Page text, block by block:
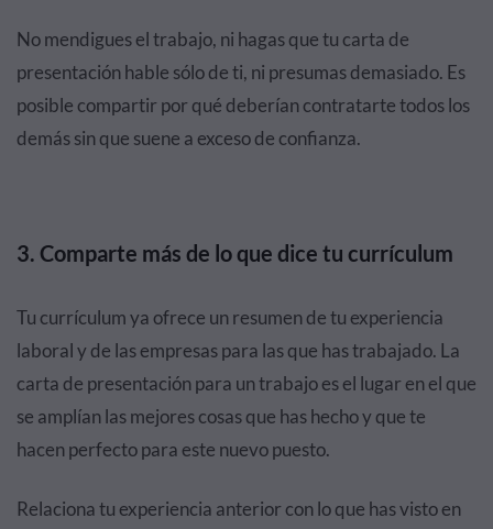
No mendigues el trabajo, ni hagas que tu carta de
presentación hable sólo de ti, ni presumas demasiado. Es
posible compartir por qué deberían contratarte todos los
demás sin que suene a exceso de confianza.
3. Comparte más de lo que dice tu currículum
Tu currículum ya ofrece un resumen de tu experiencia
laboral y de las empresas para las que has trabajado. La
carta de presentación para un trabajo es el lugar en el que
se amplían las mejores cosas que has hecho y que te
hacen perfecto para este nuevo puesto.
Relaciona tu experiencia anterior con lo que has visto en